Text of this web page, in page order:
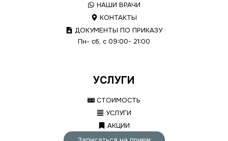
НАШИ ВРАЧИ
КОНТАКТЫ
ДОКУМЕНТЫ ПО ПРИКАЗУ
Пн- сб, с 09:00- 21:00
УСЛУГИ
СТОИМОСТЬ
УСЛУГИ
АКЦИИ